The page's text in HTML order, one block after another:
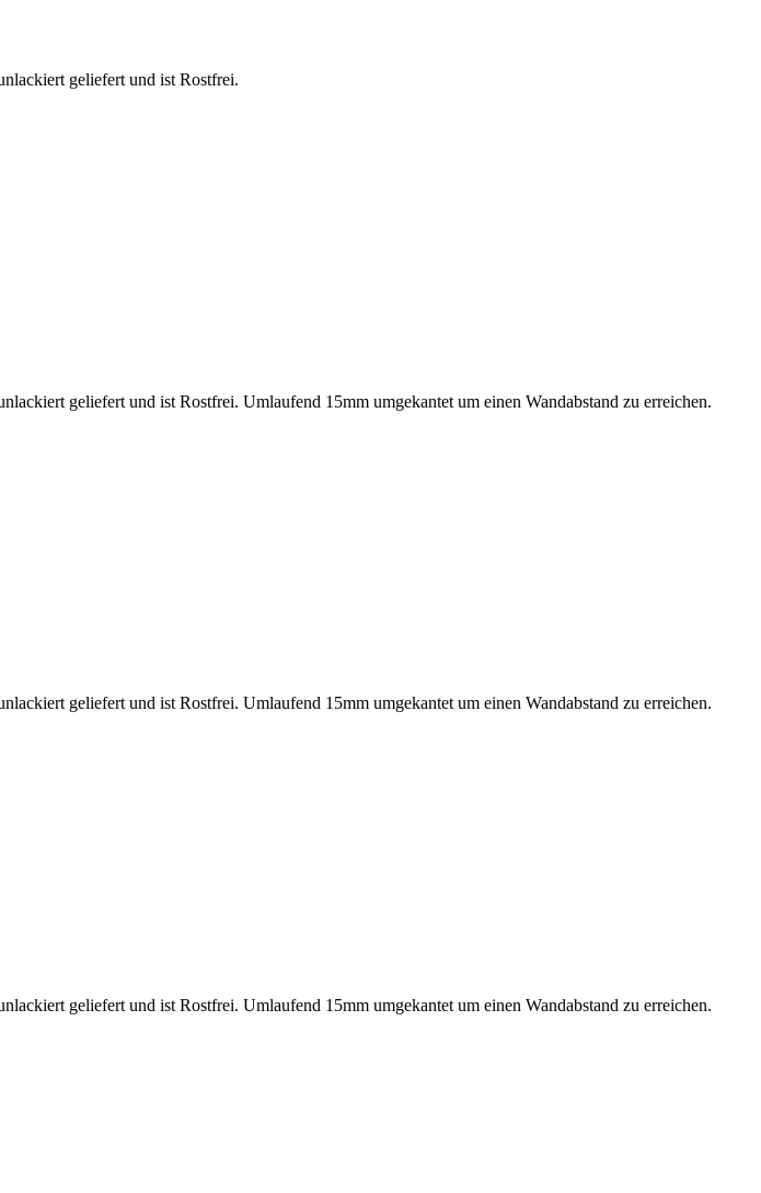
geliefert und ist Rostfrei.
geliefert und ist Rostfrei. Umlaufend 15mm umgekantet um einen Wandabstand zu erreichen.
geliefert und ist Rostfrei. Umlaufend 15mm umgekantet um einen Wandabstand zu erreichen.
geliefert und ist Rostfrei. Umlaufend 15mm umgekantet um einen Wandabstand zu erreichen.